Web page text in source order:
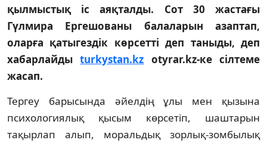
қылмыстық іс аяқталды. Сот 30 жастағы
Гүлмира Ергешованы балаларын азаптап,
оларға қатыгездік көрсетті деп таныды, деп
хабарлайдыturkystan.kz otyrar.kz-ке сілтеме
жасап.
Тергеу барысында әйелдің ұлы мен қызына
психологиялық қысым көрсетіп, шаштарын
тақырлап алып, моральдық зорлық-зомбылық